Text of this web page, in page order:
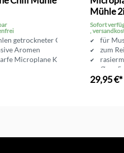
getrockneter Chilischoten
Aromen
Microplane Klinge
Mühle
Sofort
,
für
zum
Ø ca. 5
29,95 €*